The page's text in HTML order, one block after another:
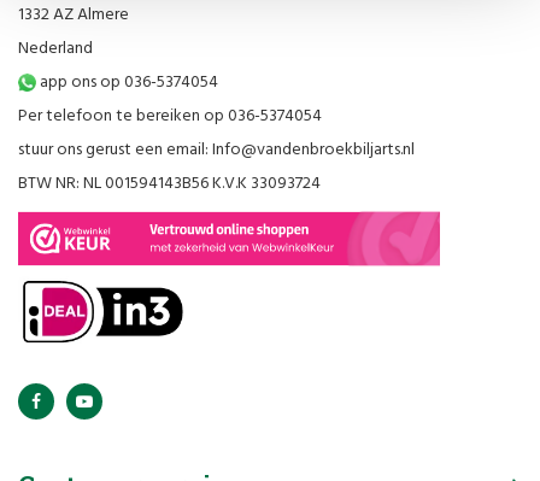
1332 AZ Almere
Nederland
app ons op 036-5374054
Per telefoon te bereiken op 036-5374054
stuur ons gerust een email:Info@vandenbroekbiljarts.nl
BTW NR: NL 001594143B56 K.V.K 33093724